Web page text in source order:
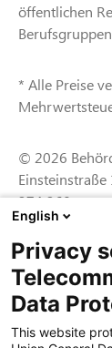
öffentlichen
* Alle Preise
© 2026
Einsteinstraße
374 360
English
Privacy
Data
This website